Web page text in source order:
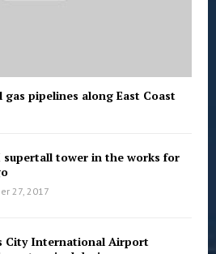
gas pipelines along East Coast
supertall tower in the works for
27, 2017
City International Airport